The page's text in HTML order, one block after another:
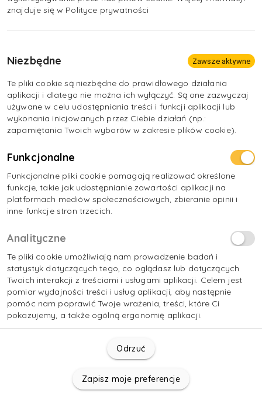
znajduje się w Polityce prywatności
Niezbędne Zawsze aktywne
Te pliki cookie są niezbędne do prawidłowego działania
aplikacji i dlatego nie można ich wyłączyć. Są one zazwyczaj
używane w celu udostępniania treści i funkcji aplikacji lub
wykonania inicjowanych przez Ciebie działań (np.:
zapamiętania Twoich wyborów w zakresie plików cookie).
Funkcjonalne
Funkcjonalne pliki cookie pomagają realizować określone
funkcje, takie jak udostępnianie zawartości aplikacji na
platformach mediów społecznościowych, zbieranie opinii i
inne funkcje stron trzecich.
Analityczne
Te pliki cookie umożliwiają nam prowadzenie badań i
statystyk dotyczących tego, co oglądasz lub dotyczących
Twoich interakcji z treściami i usługami aplikacji. Celem jest
pomiar wydajności treści i usług aplikacji, aby następnie
pomóc nam poprawić Twoje wrażenia, treści, które Ci
pokazujemy, a także ogólną ergonomię aplikacji.
Odrzuć
Zapisz moje preferencje